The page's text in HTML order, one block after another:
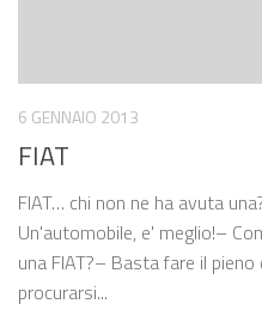
6 GENNAIO 2013
FIAT
FIAT… chi non ne ha avuta
Un'automobile, e' meglio!–
una FIAT?– Basta fare il
procurarsi...